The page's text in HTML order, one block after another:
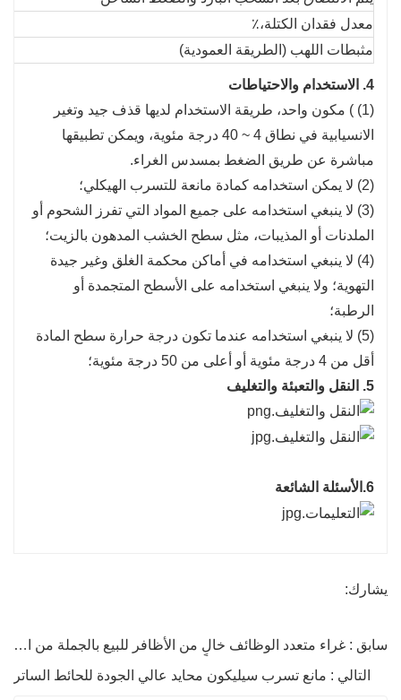
معدل فقدان الكتلة،٪
مثبطات اللهب (الطريقة العمودية)
4. الاستخدام والاحتياطات
(1) ) مكون واحد، طريقة الاستخدام لديها قذف جيد وتغير
الانسيابية في نطاق 4 ~ 40 درجة مئوية، ويمكن تطبيقها
مباشرة عن طريق الضغط بمسدس الغراء.
(2) لا يمكن استخدامه كمادة مانعة للتسرب الهيكلي؛
(3) لا ينبغي استخدامه على جميع المواد التي تفرز الشحوم أو
الملدنات أو المذيبات، مثل سطح الخشب المدهون بالزيت؛
(4) لا ينبغي استخدامه في أماكن محكمة الغلق وغير جيدة
التهوية؛ ولا ينبغي استخدامه على الأسطح المتجمدة أو
الرطبة؛
(5) لا ينبغي استخدامه عندما تكون درجة حرارة سطح المادة
أقل من 4 درجة مئوية أو أعلى من 50 درجة مئوية؛
5. النقل والتعبئة والتغليف
6.الأسئلة الشائعة
يشارك:
سابق : غراء متعدد الوظائف خالٍ من الأظافر للبيع بالجملة من المصنع
التالي : مانع تسرب سيليكون محايد عالي الجودة للحائط الساتر